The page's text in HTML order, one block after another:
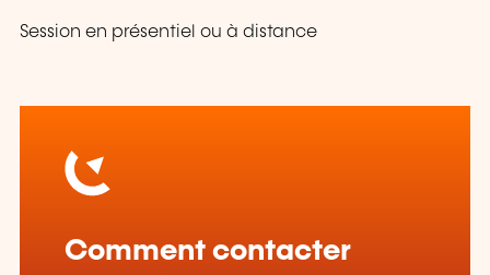
Session en présentiel ou à distance
Comment contacter